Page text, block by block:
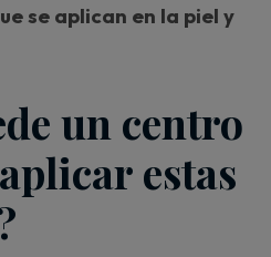
se aplican en la piel y
un centro
estas